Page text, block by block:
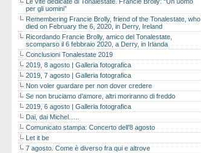
per gli uomini”
Remembering Francie Brolly, friend of the Tonalestate, who
died on February the 6, 2020, in Derry, Ireland
Ricordando Francie Brolly, amico del Tonalestate,
scomparso il 6 febbraio 2020, a Derry, in Irlanda
Conclusioni Tonalestate 2019
2019, 8 agosto | Galleria fotografica
2019, 7 agosto | Galleria fotografica
Non voler guardare per non dover credere
Se non bruciamo d’amore, altri moriranno di freddo
2019, 6 agosto | Galleria fotografica
Dai, dai Michel…..
Comunicato stampa: Concerto dell’8 agosto
Let it be
7 agosto. Come è diverso fra qui e altrove